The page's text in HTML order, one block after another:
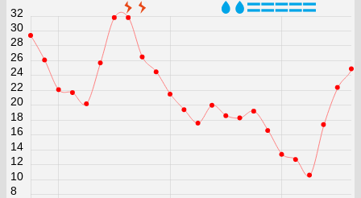
8
10
12
14
16
18
20
22
24
26
28
30
32